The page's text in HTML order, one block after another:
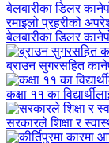
रमाइलो प्रहरीको
बेलबारीका डिलर
ब्राउन सुगरसहित
कक्षा ११ का
सरकारले शिक्षा र